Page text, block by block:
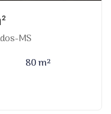
MS
80 m²